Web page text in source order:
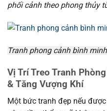
phối cảnh theo phong thủy
Tranh phong cảnh bình
Vị Trí Treo Tranh
& Tăng Vượng Khí
Một bức tranh đẹp nếu